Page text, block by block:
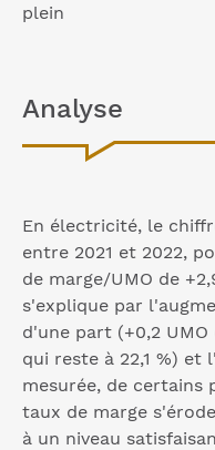
plein
Analyse
En électricité, le
entre 2021 et 2022,
de marge/UMO de
s'explique par
d'une part (+0,2
qui reste à 22,1 %) et
mesurée, de certains
taux de marge
à un niveau